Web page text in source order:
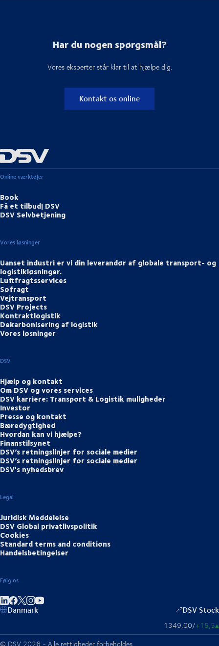
Har du nogen spørgsmål?
Vores eksperter står klar til at hjælpe dig.
Kontakt os online
Online værktøjer
Book
Få et tilbud| DSV
DSV Selvbetjening
Vores løsninger
Uanset industri er vi din leverandør af globale transport- og
logistikløsninger.
Luftfragtsservices
Søfragt
Vejtransport
DSV Projects
Kontraktlogistik
Dekarbonisering af logistik
Vores løsninger
DSV
Hjælp og kontakt
Om DSV og vores services
DSV karriere: Transport & Logistik muligheder
Investor
Presse og kontakt
Bæredygtighed
Hvordan kan vi hjælpe?
Finanstilsynet
DSV’s retningslinjer for sociale medier
DSV’s retningslinjer for sociale medier
DSV's nyhedsbrev
Legal
Juridisk Meddelelse
DSV Global privatlivspolitik
Cookies
Standard terms and conditions
Handelsbetingelser
Følg os
Del på LinkedIn
Del på Facebook
Del på Instagram
Del på Youtube
Danmark DSV Stock
1349,00/+15,5▴
© DSV 2026 - Alle rettigheder forbeholdes